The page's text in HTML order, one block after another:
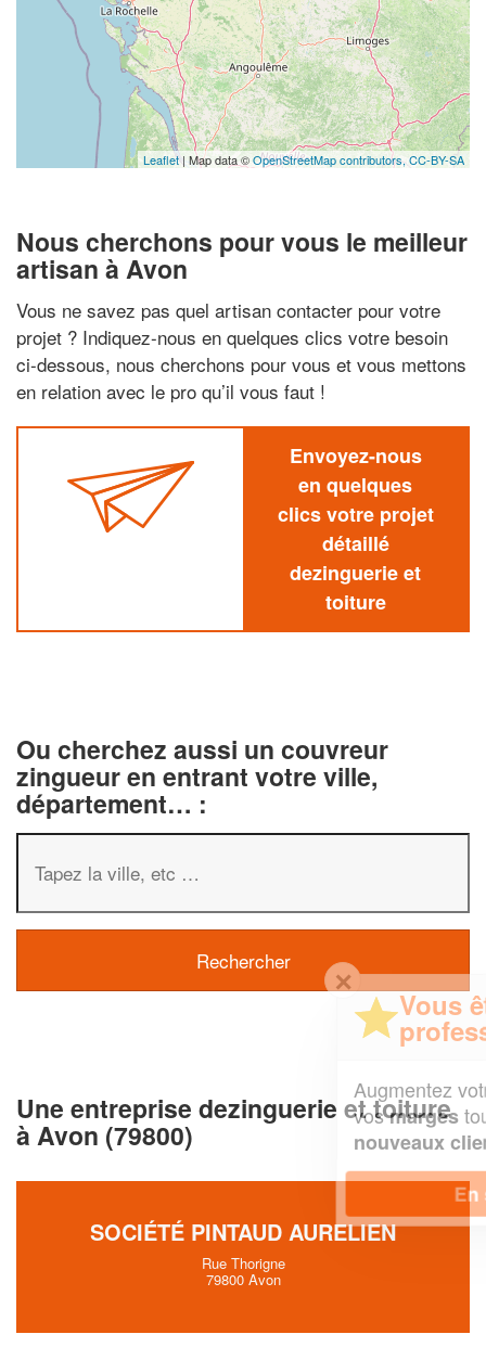
Leaflet | Map data ©OpenStreetMap contributors, CC-BY-SA
Nous cherchons pour vous le meilleur
artisan à Avon
Vous ne savez pas quel artisan contacter pour votre
projet ? Indiquez-nous en quelques clics votre besoin
ci-dessous, nous cherchons pour vous et vous mettons
en relation avec le pro qu’il vous faut !
Envoyez-nous
en quelques
clics votre projet
détaillé
dezinguerie et
toiture
Ou cherchez aussi un couvreur
zingueur en entrant votre ville,
département… :
Une entreprise dezinguerie et toiture
à Avon (79800)
SOCIÉTÉ PINTAUD AURELIEN
Rue Thorigne
79800 Avon
✕
Vous êtes un
professionnel ?
chiffre d'affaireset
vosmargestout en gagnant de
nouveaux clients